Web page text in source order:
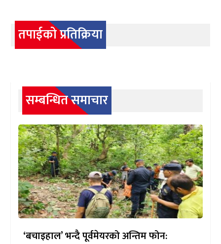
तपाईको प्रतिक्रिया
सम्बन्धित समाचार
‘बचाइहाल’ भन्दै पूर्वमेयरको अन्तिम फोन: